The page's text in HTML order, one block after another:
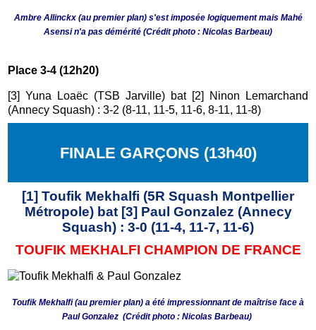
Ambre Allinckx (au premier plan) s'est imposée logiquement mais Mahé
Asensi n'a pas démérité (Crédit photo : Nicolas Barbeau)
Place 3-4 (12h20)
[3] Yuna Loaëc (TSB Jarville) bat [2] Ninon Lemarchand
(Annecy Squash) : 3-2 (8-11, 11-5, 11-6, 8-11, 11-8)
FINALE GARÇONS (13h40)
[1] Toufik Mekhalfi (5R Squash Montpellier
Métropole) bat [3] Paul Gonzalez (Annecy
Squash) : 3-0 (11-4, 11-7, 11-6)
TOUFIK MEKHALFI CHAMPION DE FRANCE
Toufik Mekhalfi (au premier plan) a été impressionnant de maîtrise face à
Paul Gonzalez (Crédit photo : Nicolas Barbeau)